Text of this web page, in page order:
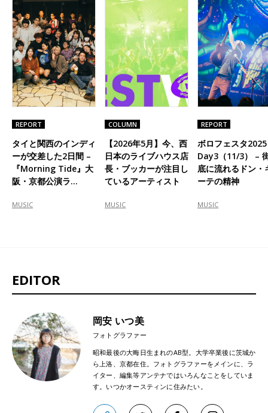
REPORT
タイと関西のインディ
ーが交差した2日間 –
『Morning Tide』大
阪・京都公演ラ…
MUSIC
COLUMN
【2026年5月】今、西
日本のライブハウス店
長・ブッカーが注目し
ているアーティスト
MUSIC
REPORT
ボロフェスタ2025
Day3（11/3） –
底に流れるドン・
ーテの精神
MUSIC
EDITOR
岡安 いつ美
フォトグラファー
昭和最後の大晦日生まれのAB型。大学卒業後に茨城か
ら上洛、京都在住。フォトグラファーをメインに、ラ
イター、編集等アンテナではいろんなことをしていま
す。いつかオースティンに住みたい。